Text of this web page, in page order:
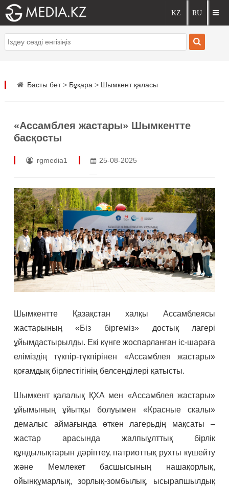
Басты бет> Бұқара > Шымкент қаласы
«Ассамблея жастары» Шымкентте
басқосты
rgmedia1 25-08-2025
Шымкентте Қазақстан халқы Ассамблеясы
жастарының «Біз біргеміз» достық лагері
ұйымдастырылды. Екі күнге жоспарланған іс-шараға
еліміздің түкпір-түкпірінен «Ассамблея жастары»
қоғамдық бірлестігінің белсенділері қатысты.
Шымкент қалалық ҚХА мен «Ассамблея жастары»
ұйымының ұйытқы болуымен «Красные скалы»
демалыс аймағында өткен лагерьдің мақсаты –
жастар арасында жалпыұлттық бірлік
құндылықтарын дәріптеу, патриоттық рухты күшейту
және Мемлекет басшысының нашақорлық,
ойынқұмарлық, зорлық-зомбылық, ысырапшылдық